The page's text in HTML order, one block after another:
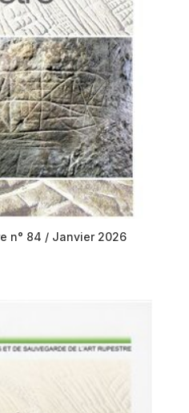
n° 84 / Janvier 2026